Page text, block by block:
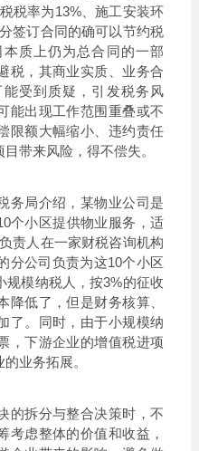
税率为13%、施工安装环
签订合同的确可以节约税
质上仍为总合同的一部
税，其商业实质、业务合
受到质疑，引发税务风
能出现工作范围重叠或不
限额大幅缩小、违约责任
带来风险，得不偿失。
局介绍，某物业公司是
个小区提供物业服务，适
责人在一家财税咨询机构
分公司负责为这10个小区
规模纳税人，按3%的征收
降低了，但是财务核算、
了。同时，由于小规模纳
，下游企业的增值税进项
业务拓展。
拆分与整合决策时，不
考虑整体的价值和收益，